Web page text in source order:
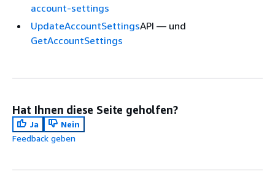
account-settings
UpdateAccountSettingsAPI — und
GetAccountSettings
Hat Ihnen diese Seite geholfen?
Ja
Nein
Feedback geben